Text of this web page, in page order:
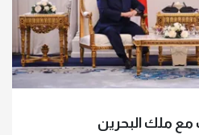
ملك البحرين